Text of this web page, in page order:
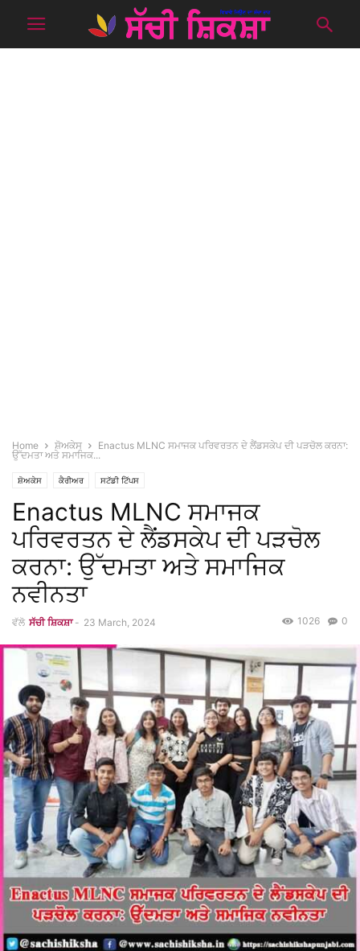
Home ਸ਼ੋਅਕੇਸ
Enactus MLNC ਸਮਾਜਕ ਪਰਿਵਰਤਨ ਦੇ ਲੈਂਡਸਕੇਪ ਦੀ ਪੜਚੋਲ ਕਰਨਾ:
ਉੱਦਮਤਾ ਅਤੇ ਸਮਾਜਿਕ...
ਸ਼ੋਅਕੇਸ ਕੈਰੀਅਰ ਸਟੱਡੀ ਟਿੱਪਸ
Enactus MLNC ਸਮਾਜਕ
ਪਰਿਵਰਤਨ ਦੇ ਲੈਂਡਸਕੇਪ ਦੀ ਪੜਚੋਲ
ਕਰਨਾ: ਉੱਦਮਤਾ ਅਤੇ ਸਮਾਜਿਕ
ਨਵੀਨਤਾ
ਵੱਲੋ ਸੱਚੀ ਸ਼ਿਕਸ਼ਾ - 23 March, 2024 0
1026